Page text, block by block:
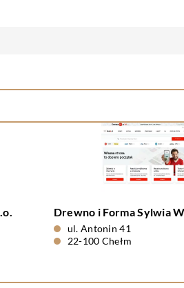
Drewno i Forma Sylwia
ul. Antonin 41
22-100 Chełm